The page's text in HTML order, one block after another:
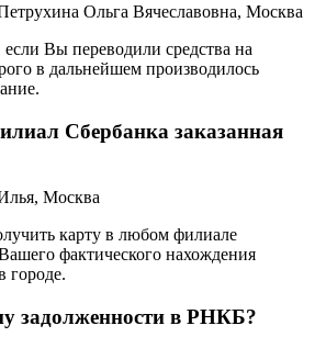
Ольга Вячеславовна, Москва
Вы переводили средства на
в дальнейшем производилось
Сбербанка заказанная
Москва
карту в любом филиале
фактического нахождения
городе.
задолженности в РНКБ?